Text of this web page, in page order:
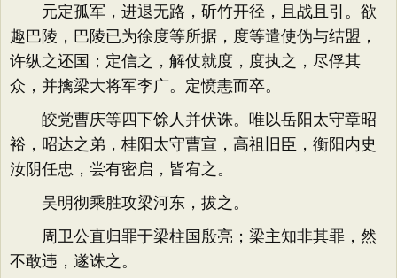
元定孤军，进退无路，斫竹开径，且战且引。欲
趣巴陵，巴陵已为徐度等所据，度等遣使伪与结盟，
许纵之还国；定信之，解仗就度，度执之，尽俘其
众，并擒梁大将军李广。定愤恚而卒。
皎党曹庆等四下馀人并伏诛。唯以岳阳太守章昭
裕，昭达之弟，桂阳太守曹宣，高祖旧臣，衡阳内史
汝阴任忠，尝有密启，皆宥之。
吴明彻乘胜攻梁河东，拔之。
周卫公直归罪于梁柱国殷亮；梁主知非其罪，然
不敢违，遂诛之。